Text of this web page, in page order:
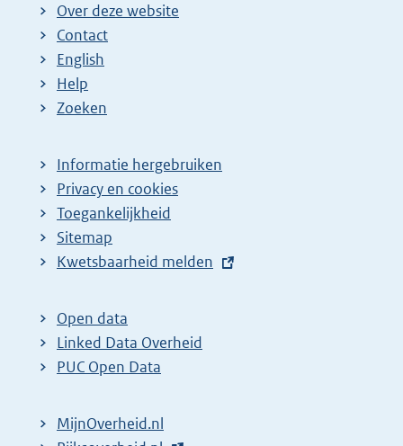
Over deze website
Contact
English
Help
Zoeken
Informatie hergebruiken
Privacy en cookies
Toegankelijkheid
Sitemap
E
t
e
r
l
Kwetsbaarheid melden
Open data
Linked Data Overheid
PUC Open Data
MijnOverheid.nl